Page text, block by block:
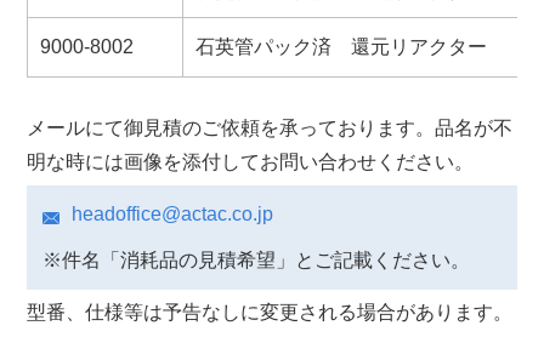
9000-8002 石英管パック済 還元リアクター
メールにて御⾒積のご依頼を承っております。品名が不
明な時には画像を添付してお問い合わせください。
headoffice@actac.co.jp
※件名「消耗品の⾒積希望」とご記載ください。
型番、仕様等は予告なしに変更される場合があります。